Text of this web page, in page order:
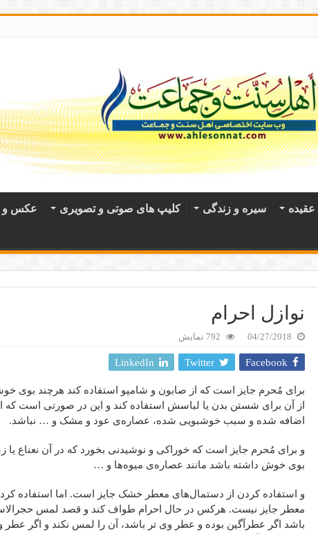
عقيده سیره و زندگی کلیپ های صوتی و تصویری عکس و
نوازل احرام
04/27/2018 792 نمایش
Facebook
Twitter
LinkedIn
برای مُحرم جایز است که از صابون و شامپو استفاده کند هرچند بوی
از آن برای شستن بدن یا لباسش استفاده کند و این در صورتی است که
اضافه شده و سبب خوشبویی شده، عصاره‌‌ی عود و مشک و … نباشد.
و برای مُحرم جایز است که خوراکی و نوشیدنی بخورد که در آن نعناع یا
بوی خوش داشته باشد مانند عصاره‌‌ی میوه‌‌ها و …
و استفاده کردن از دستمال‌های معطر خشک جایز است. اما استفاده
معطر جایز نیست. هرکس در حال احرام طواف کند و قصد لمس
باشد اگر عطرآگین بوده و عطر وی ‌تر باشد، آن‌‌ را لمس نکند و اگر